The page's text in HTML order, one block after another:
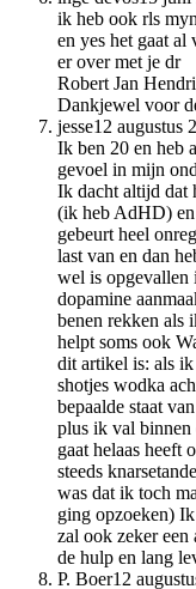
ik heb ook rls
en yes het gaat al
er over met je dr
Robert Jan
Dankjewel voor
jesse12 augustus
Ik ben 20 en heb
gevoel in mijn
Ik dacht altijd dat
(ik heb AdHD) en
gebeurt heel
last van en dan
wel is opgevallen
dopamine
benen rekken als
helpt soms ook
dit artikel is: als ik
shotjes wodka
bepaalde staat
plus ik val binnen
gaat helaas heeft
steeds
was dat ik toch
ging opzoeken)
zal ook zeker
de hulp en lang
P. Boer12